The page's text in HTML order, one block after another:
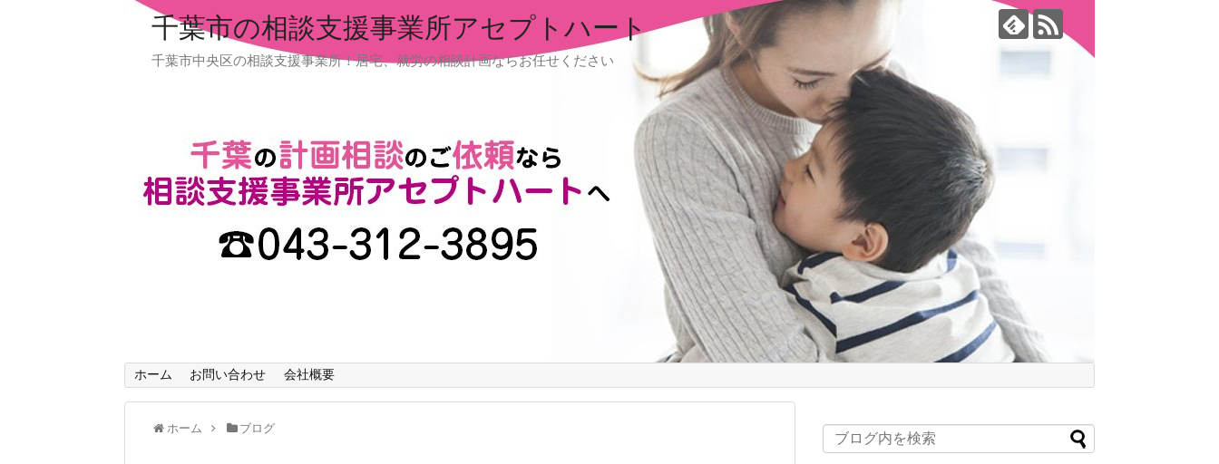
千葉市の相談支援事業所アセプトハート
千葉市中央区の相談支援事業所！居宅、就労の相談計画ならお任せください
ホーム お問い合わせ 会社概要
ホーム ブログ